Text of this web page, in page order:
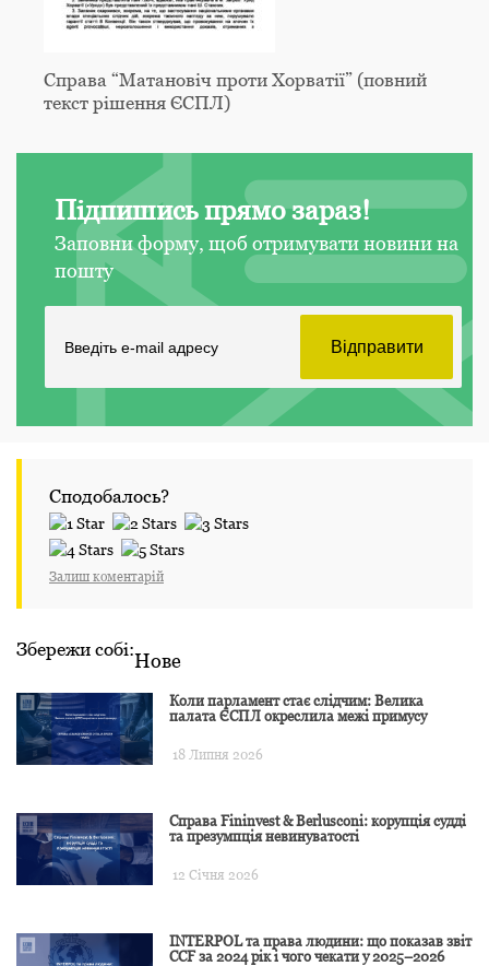
Справа “Матановіч проти Хорватії” (повний
текст рішення ЄСПЛ)
Підпишись прямо зараз!
Заповни форму, щоб отримувати новини на
пошту
Сподобалось?
Залиш коментарій
Збережи собі:Нове
Коли парламент стає слідчим: Велика
палата ЄСПЛ окреслила межі примусу
18 Липня 2026
Справа Fininvest & Berlusconi: корупція судді
та презумпція невинуватості
12 Січня 2026
INTERPOL та права людини: що показав звіт
CCF за 2024 рік і чого чекати у 2025–2026